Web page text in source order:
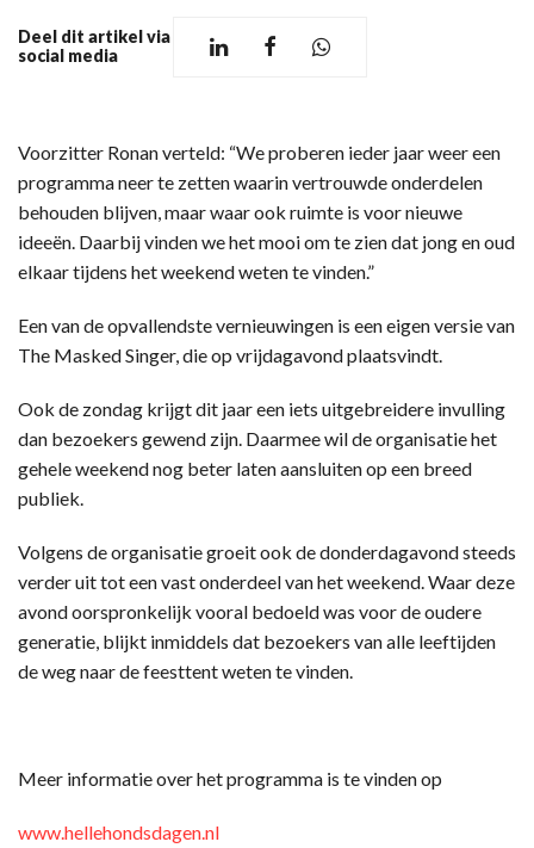
Deel dit artikel via
social media
Voorzitter Ronan verteld: “We proberen ieder jaar weer een
programma neer te zetten waarin vertrouwde onderdelen
behouden blijven, maar waar ook ruimte is voor nieuwe
ideeën. Daarbij vinden we het mooi om te zien dat jong en oud
elkaar tijdens het weekend weten te vinden.”
Een van de opvallendste vernieuwingen is een eigen versie van
The Masked Singer, die op vrijdagavond plaatsvindt.
Ook de zondag krijgt dit jaar een iets uitgebreidere invulling
dan bezoekers gewend zijn. Daarmee wil de organisatie het
gehele weekend nog beter laten aansluiten op een breed
publiek.
Volgens de organisatie groeit ook de donderdagavond steeds
verder uit tot een vast onderdeel van het weekend. Waar deze
avond oorspronkelijk vooral bedoeld was voor de oudere
generatie, blijkt inmiddels dat bezoekers van alle leeftijden
de weg naar de feesttent weten te vinden.
Meer informatie over het programma is te vinden op
www.hellehondsdagen.nl